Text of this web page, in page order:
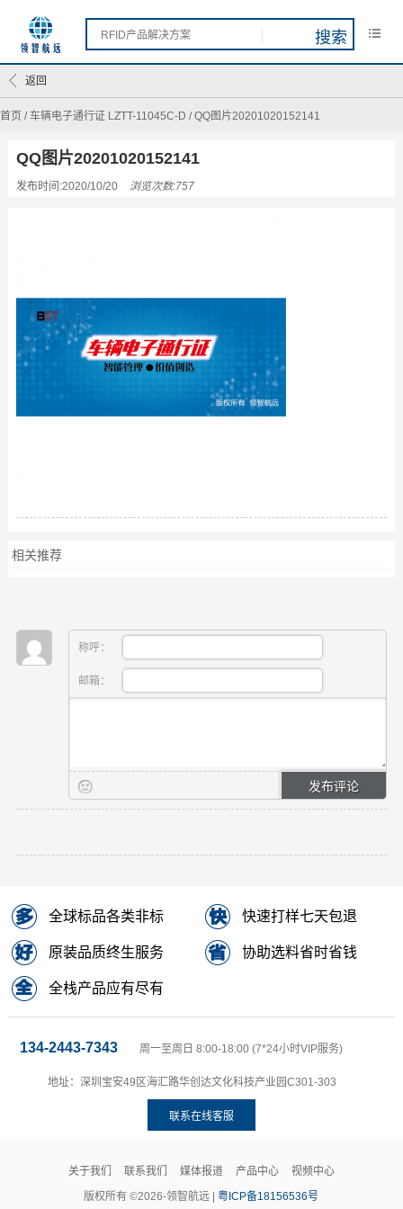
首页 /车辆电子通行证 LZTT-11045C-D /QQ图片20201020152141
返回
QQ图片20201020152141
发布时间:2020/10/20 浏览次数:757
相关推荐
称呼：
邮箱：
全球标品各类非标 快速打样七天包退
原装品质终生服务 协助选料省时省钱
全栈产品应有尽有
134-2443-7343 周一至周日 8:00-18:00 (7*24小时VIP服务)
地址：深圳宝安49区海汇路华创达文化科技产业园C301-303
联系在线客服
关于我们 联系我们 媒体报道 产品中心
视频中心
版权所有 ©2026-领智航远 |粤ICP备18156536号